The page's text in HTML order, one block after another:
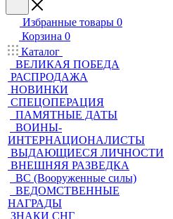
Избранные товары 0
Корзина 0
Каталог
ВЕЛИКАЯ ПОБЕДА
РАСПРОДАЖА
НОВИНКИ
СПЕЦОПЕРАЦИЯ
ПАМЯТНЫЕ ДАТЫ
ВОИНЫ-
ИНТЕРНАЦИОНАЛИСТЫ
ВЫДАЮЩИЕСЯ ЛИЧНОСТИ
ВНЕШНЯЯ РАЗВЕДКА
ВС (Вооруженные силы)
ВЕДОМСТВЕННЫЕ
НАГРАДЫ
ЗНАКИ СНГ